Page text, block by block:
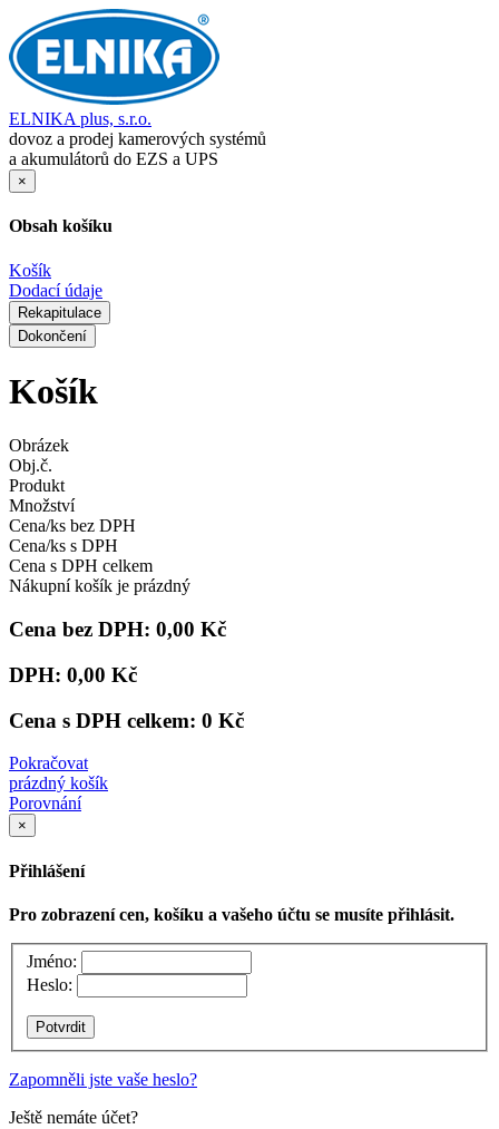
ELNIKA plus, s.r.o.
dovoz a prodej kamerových systémů
a akumulátorů do EZS a UPS
×
Obsah košíku
Košík
Dodací údaje
Rekapitulace
Dokončení
Košík
Obrázek
Obj.č.
Produkt
Množství
Cena/ks bez DPH
Cena/ks s DPH
Cena s DPH celkem
Nákupní košík je prázdný
Cena bez DPH: 0,00 Kč
DPH: 0,00 Kč
Cena s DPH celkem: 0 Kč
Pokračovat
prázdný košík
Porovnání
×
Přihlášení
Pro zobrazení cen, košíku a vašeho účtu se musíte přihlásit.
Jméno:
Heslo:
Zapomněli jste vaše heslo?
Ještě nemáte účet?